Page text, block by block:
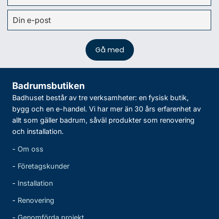
Badrumsbutiken
Badhuset består av tre verksamheter: en fysisk butik,
bygg och en e-handel. Vi har mer än 30 års erfarenhet av
allt som gäller badrum, såväl produkter som renovering
och installation.
- Om oss
- Företagskunder
- Installation
- Renovering
- Genomförda projekt